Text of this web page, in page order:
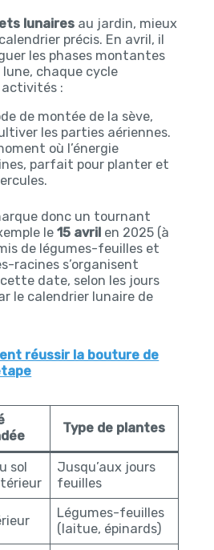
lunairesau jardin, mieux
précis. En avril, il
les phases montantes
chaque cycle
:
de montée de la sève,
les parties aériennes.
où l’énergie
parfait pour planter et
donc un tournant
le 15 avrilen 2025 (à
de légumes-feuilles et
racines s’organisent
date, selon les jours
le calendrier lunaire de
réussir la bouture de
Type de plantes
sol
Jusqu’aux jours
feuilles
Légumes-feuilles
(laitue, épinards)